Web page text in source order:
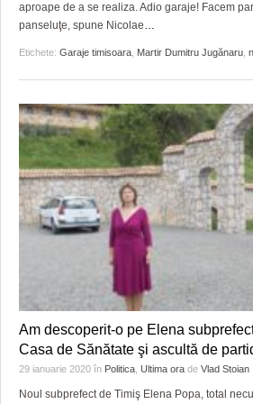
aproape de a se realiza. Adio garaje! Facem
panseluţe, spune Nicolae…
Etichete: Garaje timisoara Martir Dumitru Jugănaru
Am descoperit-o pe Elena
Casa de Sănătate şi ascultă de
29 ianuarie 2020 în Politica Ultima ora de Vlad Stoian
Noul subprefect de Timiş Elena Popa, total